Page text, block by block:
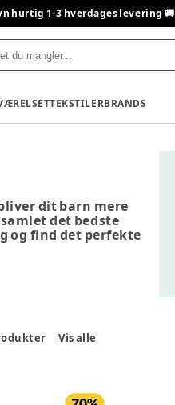
hurtig 1-3 hverdages levering 🚚
TEKSTILERBRANDS
dit barn mere
det bedste
og find det perfekte
Vis alle